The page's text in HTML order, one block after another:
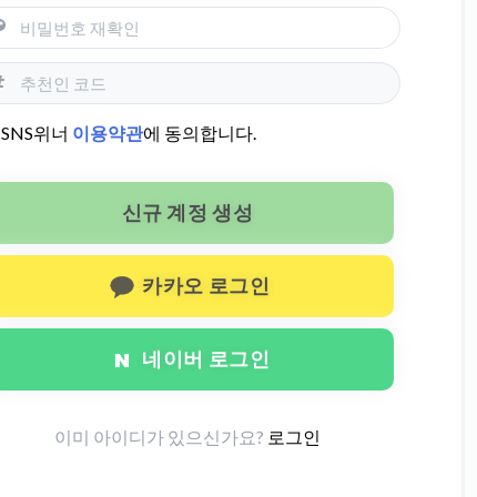
SNS위너 이용약관에 동의합니다.
신규 계정 생성
카카오 로그인
네이버 로그인
이미 아이디가 있으신가요? 로그인